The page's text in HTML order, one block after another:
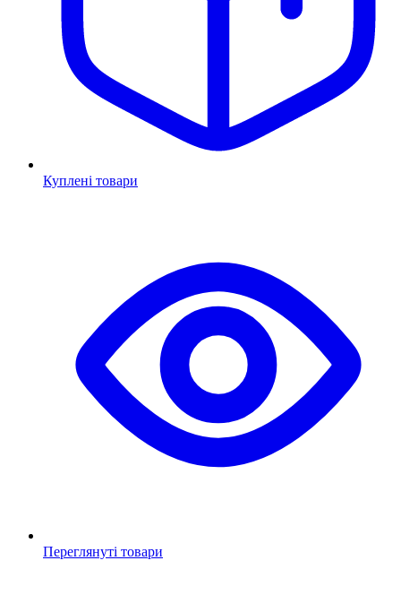
Куплені товари
Переглянуті товари